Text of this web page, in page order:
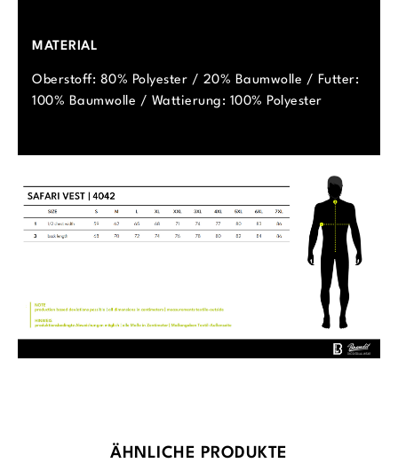
MATERIAL
Oberstoff: 80% Polyester / 20% Baumwolle / Futter:
100% Baumwolle / Wattierung: 100% Polyester
Produktgalerie überspringen
ÄHNLICHE PRODUKTE